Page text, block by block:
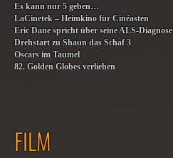
Es kann nur 5 geben…
LaCinetek – Heimkino für Cinéasten
Eric Dane spricht über seine ALS-Diagnose
Drehstart zu Shaun das Schaf 3
Oscars im Taumel
82. Golden Globes verliehen
FILM